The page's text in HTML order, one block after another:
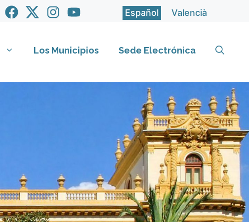
Español Valencià
Los Municipios Sede Electrónica